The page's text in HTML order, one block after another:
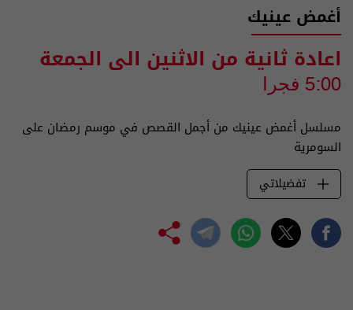
أغمض عينيك
اعادة ثانية من الاثنين الى الجمعة
5:00 فجرا
مسلسل أغمض عينيك من أجمل القصص في موسم رمضان على
السومرية
تفضيلاتي